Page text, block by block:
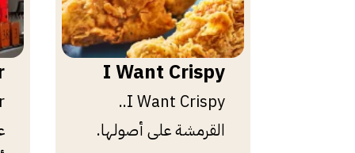
I Want Crispy
I Want Crispy..
القرمشة على أصولها.